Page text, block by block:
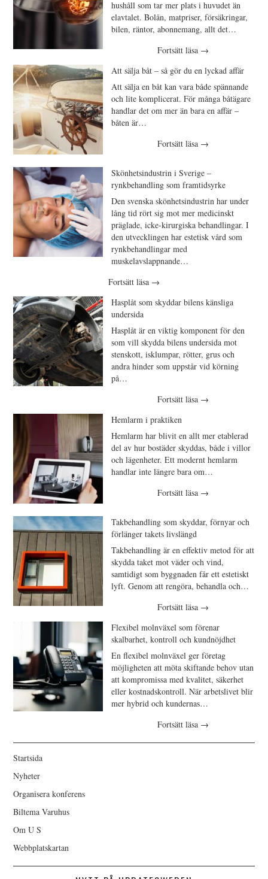
hushåll som tar mer plats i huvudet än
elavtalet. Bolån, matpriser, försäkringar,
bilen, räntor, abonnemang, allt det…
Fortsätt läsa →
Att sälja båt – så gör du en lyckad affär
Att sälja en båt kan vara både spännande
och lite komplicerat. För många båtägare
handlar det om mer än bara en affär –
båten är…
Fortsätt läsa →
Skönhetsindustrin i Sverige –
rynkbehandling som framtidsyrke
Den svenska skönhetsindustrin har under
lång tid rört sig mot mer medicinskt
präglade, icke-kirurgiska behandlingar. I
den utvecklingen har estetisk vård som
rynkbehandlingar med
muskelavslappnande…
Fortsätt läsa →
Hasplåt som skyddar bilens känsliga
undersida
Hasplåt är en viktig komponent för den
som vill skydda bilens undersida mot
stenskott, isklumpar, rötter, grus och
andra hinder som uppstår vid körning
på…
Fortsätt läsa →
Hemlarm i praktiken
Hemlarm har blivit en allt mer etablerad
del av hur bostäder skyddas, både i villor
och lägenheter. Ett modernt hemlarm
handlar inte längre bara om…
Fortsätt läsa →
Takbehandling som skyddar, förnyar och
förlänger takets livslängd
Takbehandling är en effektiv metod för att
skydda taket mot väder och vind,
samtidigt som byggnaden får ett estetiskt
lyft. Genom att rengöra, behandla och…
Fortsätt läsa →
Flexibel molnväxel som förenar
skalbarhet, kontroll och kundnöjdhet
En flexibel molnväxel ger företag
möjligheten att möta skiftande behov utan
att kompromissa med kvalitet, säkerhet
eller kostnadskontroll. När arbetslivet blir
mer hybrid och kundernas…
Fortsätt läsa →
Startsida
Nyheter
Organisera konferens
Biltema Varuhus
Om U S
Webbplatskartan